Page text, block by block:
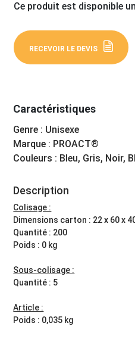
Ce produit est disponible
RECEVOIR LE DEVIS
Caractéristiques
Genre : Unisexe
Marque : PROACT®
Couleurs : Bleu, Gris, Noir,
Description
Colisage :
Dimensions carton : 22 x 60 x
Quantité : 200
Poids : 0 kg
Sous-colisage :
Quantité : 5
Article :
Poids : 0,035 kg